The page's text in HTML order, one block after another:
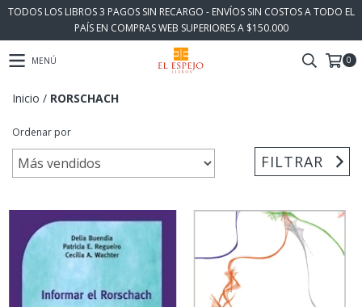
TODOS LOS LIBROS 3 PAGOS SIN RECARGO - ENVÍOS SIN COSTOS A TODO EL
PAÍS EN COMPRAS WEB SUPERIORES A $150.000
MENÚ 0
Inicio / RORSCHACH
Ordenar por
FILTRAR